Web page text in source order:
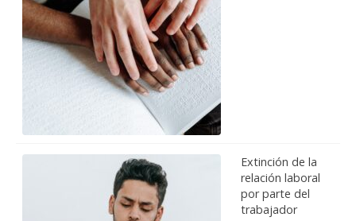
Extinción de la
relación laboral
por parte del
trabajador